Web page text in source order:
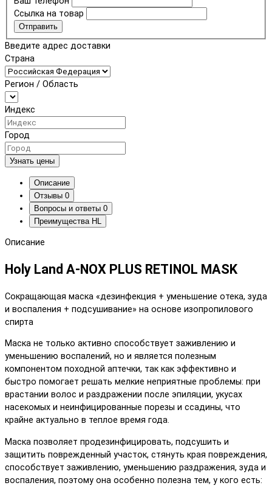
Ссылка на товар
Отправить
Введите адрес доставки
Страна
Регион / Область
Индекс
Город
Узнать цены
Описание
Отзывы 0
Вопросы и ответы 0
Преимущества HL
Описание
Holy Land A-NOX PLUS RETINOL MASK
Сокращающая маска «дезинфекция + уменьшение отека, зуда
и воспаления + подсушивание» на основе изопропилового
спирта
Маска не только активно способствует заживлению и
уменьшению воспалений, но и является полезным
компонентом походной аптечки, так как эффективно и
быстро помогает решать мелкие неприятные проблемы: при
врастании волос и раздражении после эпиляции, укусах
насекомых и неинфицированные порезы и ссадины, что
крайне актуально в теплое время года.
Маска позволяет продезинфицировать, подсушить и
защитить поврежденный участок, стянуть края повреждения,
способствует заживлению, уменьшению раздражения, зуда и
воспаления, поэтому она особенно полезна тем, у кого есть: